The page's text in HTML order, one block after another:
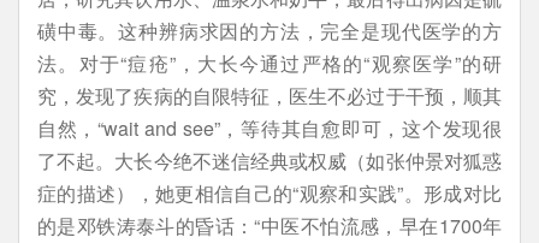
磺中毒。这种辨病求因的方法，完全是现代医学的方
法。对于“痘疮”，大长今通过严格的“观察医学”的研
究，发现了疾病的自限特征，医生不必过于干预，顺其
自然，“wait and see”，等待其自愈即可，这个发现很
了不起。大长今绝不迷信经典或权威（如张仲景对狐惑
症的描述），她更相信自己的“观察和实践”。形成对比
的是邓铁涛泰斗的昏话：“中医不怕流感，早在1700年